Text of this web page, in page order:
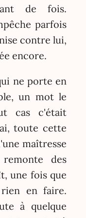
de fois.
parfois
contre lui,
encore.
ne porte en
un mot le
cas c'était
toute cette
maîtresse
des
une fois que
en faire.
à quelque